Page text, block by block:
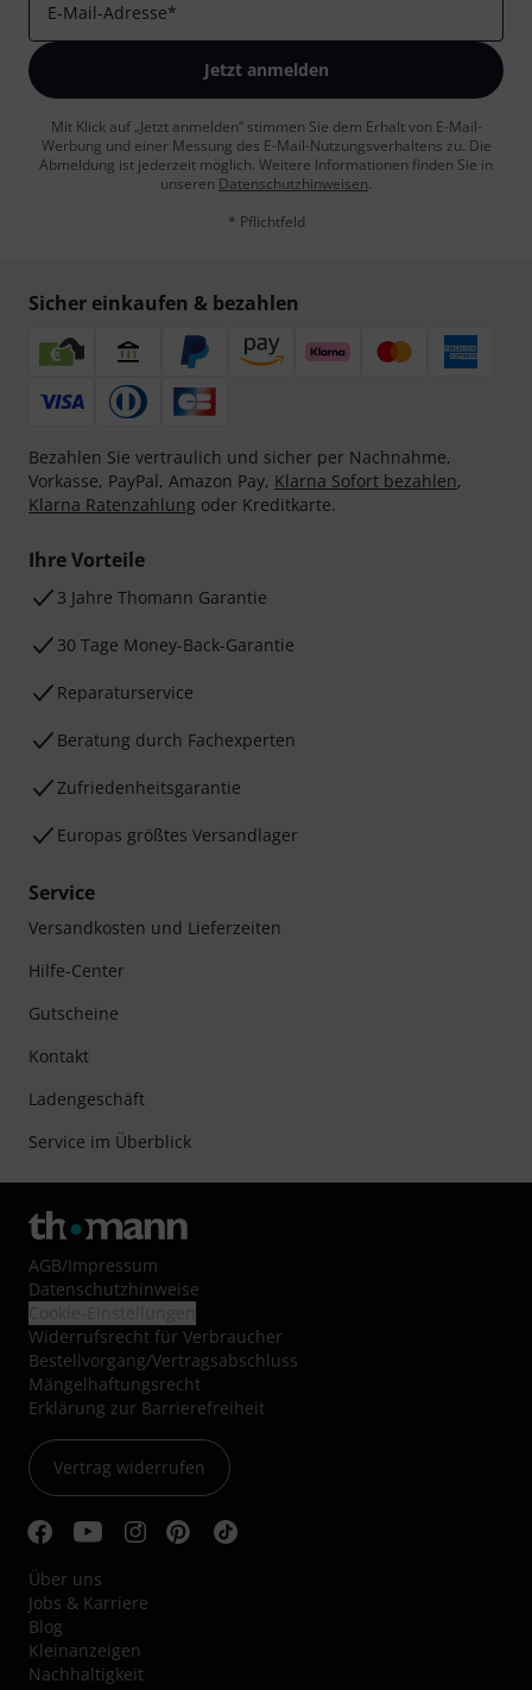
E-Mail-Adresse*
Jetzt anmelden
Mit Klick auf „Jetzt anmelden“ stimmen Sie dem Erhalt von E-Mail-
Werbung und einer Messung des E-Mail-Nutzungsverhaltens zu. Die
Abmeldung ist jederzeit möglich. Weitere Informationen finden Sie in
unseren Datenschutzhinweisen.
* Pflichtfeld
Sicher einkaufen & bezahlen
Bezahlen Sie vertraulich und sicher per Nachnahme,
Vorkasse, PayPal, Amazon Pay, Klarna Sofort bezahlen,
Klarna Ratenzahlung oder Kreditkarte.
Ihre Vorteile
3 Jahre Thomann Garantie
30 Tage Money-Back-Garantie
Reparaturservice
Beratung durch Fachexperten
Zufriedenheitsgarantie
Europas größtes Versandlager
Service
Versandkosten und Lieferzeiten
Hilfe-Center
Gutscheine
Kontakt
Ladengeschäft
Service im Überblick
AGB/Impressum
Datenschutzhinweise
Widerrufsrecht für Verbraucher
Bestellvorgang/Vertragsabschluss
Mängelhaftungsrecht
Erklärung zur Barrierefreiheit
Vertrag widerrufen
Über uns
Jobs & Karriere
Blog
Kleinanzeigen
Nachhaltigkeit